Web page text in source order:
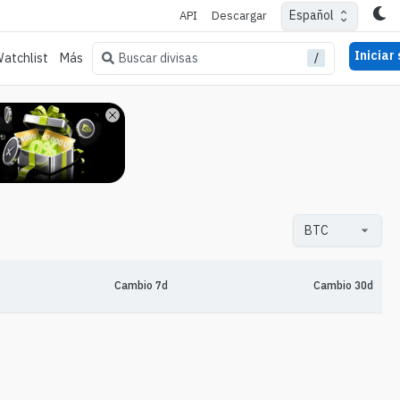
API Descargar Español
Más Buscar divisas / Iniciar
Cambio 7d Cambio 30d